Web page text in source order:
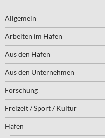
Allgemein
Arbeiten im Hafen
Aus den Häfen
Aus den Unternehmen
Forschung
Freizeit / Sport / Kultur
Häfen